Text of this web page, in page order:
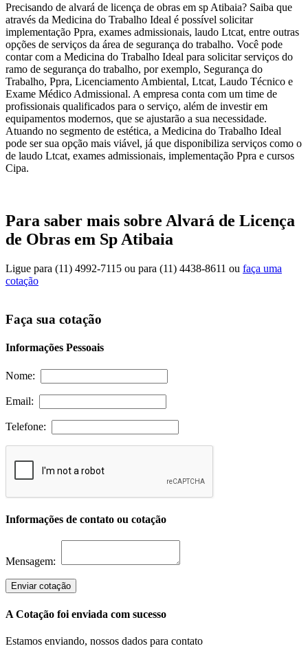
Precisando de alvará de licença de obras em sp Atibaia? Saiba que
através da Medicina do Trabalho Ideal é possível solicitar
implementação Ppra, exames admissionais, laudo Ltcat, entre outras
opções de serviços da área de segurança do trabalho. Você pode
contar com a Medicina do Trabalho Ideal para solicitar serviços do
ramo de segurança do trabalho, por exemplo, Segurança do
Trabalho, Ppra, Licenciamento Ambiental, Ltcat, Laudo Técnico e
Exame Médico Admissional. A empresa conta com um time de
profissionais qualificados para o serviço, além de investir em
equipamentos modernos, que se ajustarão a sua necessidade.
Atuando no segmento de estética, a Medicina do Trabalho Ideal
pode ser sua opção mais viável, já que disponibiliza serviços como o
de laudo Ltcat, exames admissionais, implementação Ppra e cursos
Cipa.
Para saber mais sobre Alvará de Licença
de Obras em Sp Atibaia
Ligue para (11) 4992-7115 ou para (11) 4438-8611 ou faça uma
cotação
Faça sua cotação
Informações Pessoais
Nome:
Email:
Telefone:
Informações de contato ou cotação
Mensagem:
Enviar cotação
A Cotação foi enviada com sucesso
Estamos enviando, nossos dados para contato